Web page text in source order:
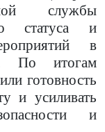
службы
статуса и
в
По итогам
готовность
и усиливать
и